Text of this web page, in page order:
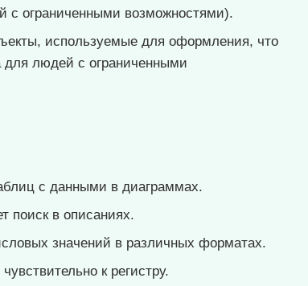
с ограниченными возможностями).
используемые для оформления, что
для людей с ограниченными
с данными в диаграммах.
поиск в описаниях.
значений в различных форматах.
к регистру.